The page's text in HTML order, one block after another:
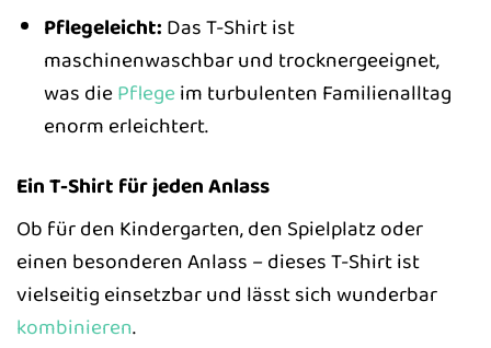
Pflegeleicht: Das T-Shirt ist
maschinenwaschbar und trocknergeeignet,
was diePflege im turbulenten Familienalltag
enorm erleichtert.
Ein T-Shirt für jeden Anlass
Ob für den Kindergarten, den Spielplatz oder
einen besonderen Anlass – dieses T-Shirt ist
vielseitig einsetzbar und lässt sich wunderbar
kombinieren.